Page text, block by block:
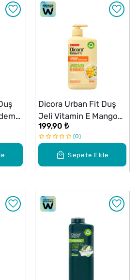
Sepete Ekle
Dicora Urban Fit Duş
Jeli Vitamin E Mango
ve Avokado 825 ml
199,90 ₺
0